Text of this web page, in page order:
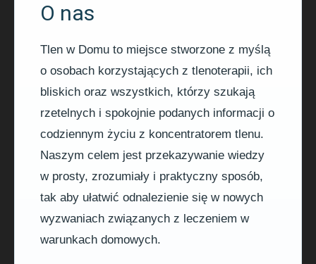
O nas
Tlen w Domu to miejsce stworzone z myślą
o osobach korzystających z tlenoterapii, ich
bliskich oraz wszystkich, którzy szukają
rzetelnych i spokojnie podanych informacji o
codziennym życiu z koncentratorem tlenu.
Naszym celem jest przekazywanie wiedzy
w prosty, zrozumiały i praktyczny sposób,
tak aby ułatwić odnalezienie się w nowych
wyzwaniach związanych z leczeniem w
warunkach domowych.